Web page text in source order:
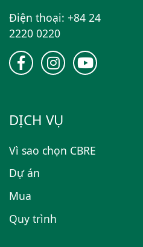
Điện thoại: +84 24
2220 0220
DỊCH VỤ
Vì sao chọn CBRE
Dự án
Mua
Quy trình